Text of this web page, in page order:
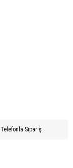
Telefonla Sipariş